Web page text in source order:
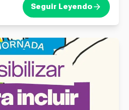
Seguir Leyendo